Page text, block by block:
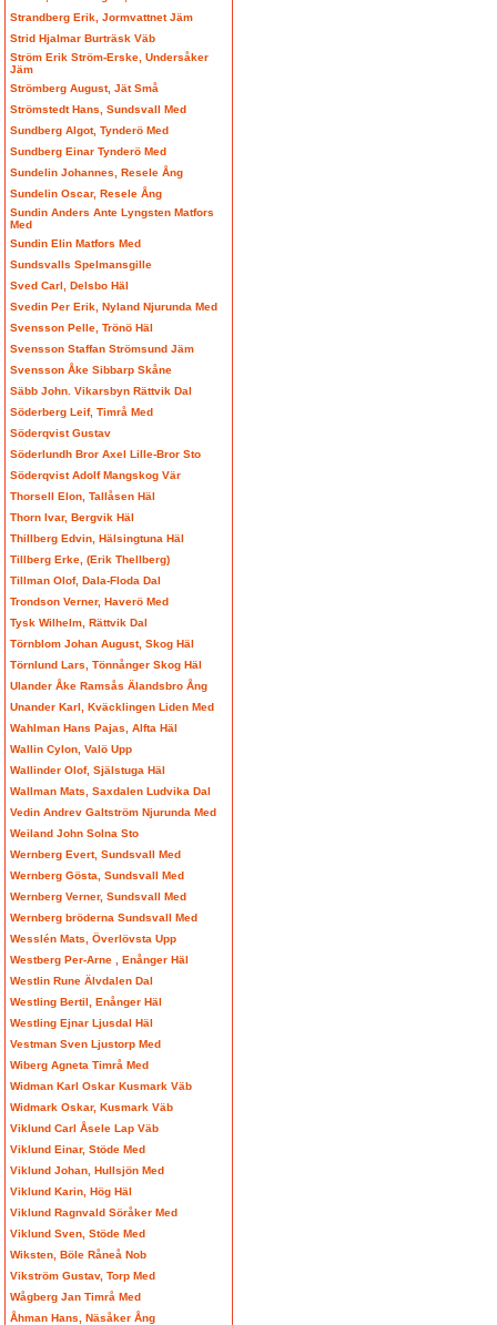
Strandberg Erik, Jormvattnet Jäm
Strid Hjalmar Burträsk Väb
Ström Erik Ström-Erske, Undersåker
Jäm
Strömberg August, Jät Små
Strömstedt Hans, Sundsvall Med
Sundberg Algot, Tynderö Med
Sundberg Einar Tynderö Med
Sundelin Johannes, Resele Ång
Sundelin Oscar, Resele Ång
Sundin Anders Ante Lyngsten Matfors
Med
Sundin Elin Matfors Med
Sundsvalls Spelmansgille
Sved Carl, Delsbo Häl
Svedin Per Erik, Nyland Njurunda Med
Svensson Pelle, Trönö Häl
Svensson Staffan Strömsund Jäm
Svensson Åke Sibbarp Skåne
Säbb John. Vikarsbyn Rättvik Dal
Söderberg Leif, Timrå Med
Söderqvist Gustav
Söderlundh Bror Axel Lille-Bror Sto
Söderqvist Adolf Mangskog Vär
Thorsell Elon, Tallåsen Häl
Thorn Ivar, Bergvik Häl
Thillberg Edvin, Hälsingtuna Häl
Tillberg Erke, (Erik Thellberg)
Tillman Olof, Dala-Floda Dal
Trondson Verner, Haverö Med
Tysk Wilhelm, Rättvik Dal
Törnblom Johan August, Skog Häl
Törnlund Lars, Tönnånger Skog Häl
Ulander Åke Ramsås Älandsbro Ång
Unander Karl, Kväcklingen Liden Med
Wahlman Hans Pajas, Alfta Häl
Wallin Cylon, Valö Upp
Wallinder Olof, Själstuga Häl
Wallman Mats, Saxdalen Ludvika Dal
Vedin Andrev Galtström Njurunda Med
Weiland John Solna Sto
Wernberg Evert, Sundsvall Med
Wernberg Gösta, Sundsvall Med
Wernberg Verner, Sundsvall Med
Wernberg bröderna Sundsvall Med
Wesslén Mats, Överlövsta Upp
Westberg Per-Arne , Enånger Häl
Westlin Rune Älvdalen Dal
Westling Bertil, Enånger Häl
Westling Ejnar Ljusdal Häl
Vestman Sven Ljustorp Med
Wiberg Agneta Timrå Med
Widman Karl Oskar Kusmark Väb
Widmark Oskar, Kusmark Väb
Viklund Carl Åsele Lap Väb
Viklund Einar, Stöde Med
Viklund Johan, Hullsjön Med
Viklund Karin, Hög Häl
Viklund Ragnvald Söråker Med
Viklund Sven, Stöde Med
Wiksten, Böle Råneå Nob
Vikström Gustav, Torp Med
Wågberg Jan Timrå Med
Åhman Hans, Näsåker Ång